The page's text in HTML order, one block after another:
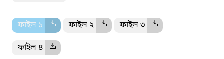
ফাইল ১ ফাইল ২ ফাইল ৩
ফাইল ৪